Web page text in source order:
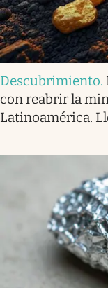
Descubrimiento.
con reabrir la
Latinoamérica.